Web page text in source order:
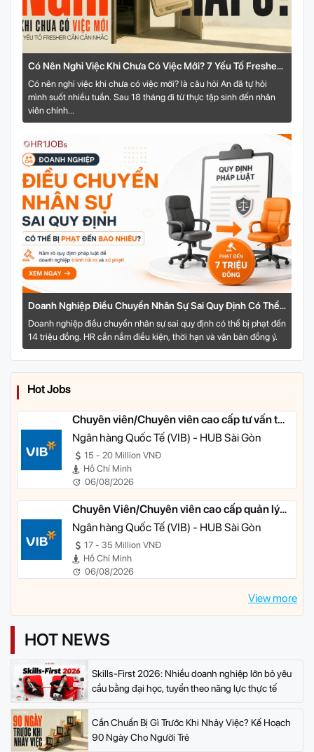
Có Nên Nghỉ Việc Khi Chưa Có Việc Mới? 7 Yếu Tố Fresher
Cần Cân Nhắc
Có nên nghỉ việc khi chưa có việc mới? là câu hỏi An đã tự hỏi
mình suốt nhiều tuần. Sau 18 tháng đi từ thực tập sinh đến nhân
viên chính...
Doanh Nghiệp Điều Chuyển Nhân Sự Sai Quy Định Có Thể
Bị Phạt Đến Bao Nhiêu?
Doanh nghiệp điều chuyển nhân sự sai quy định có thể bị phạt đến
14 triệu đồng. HR cần nắm điều kiện, thời hạn và văn bản đồng ý.
Hot Jobs
Chuyên viên/Chuyên viên cao cấp tư vấn tài
chính cá nhân
Ngân hàng Quốc Tế (VIB) - HUB Sài Gòn
15 - 20 Million VNĐ
Hồ Chí Minh
06/08/2026
Chuyên Viên/Chuyên viên cao cấp quản lý
khách hàng ưu tiên
Ngân hàng Quốc Tế (VIB) - HUB Sài Gòn
17 - 35 Million VNĐ
Hồ Chí Minh
06/08/2026
View more
HOT NEWS
Skills-First 2026: Nhiều doanh nghiệp lớn bỏ yêu
cầu bằng đại học, tuyển theo năng lực thực tế
Cần Chuẩn Bị Gì Trước Khi Nhảy Việc? Kế Hoạch
90 Ngày Cho Người Trẻ